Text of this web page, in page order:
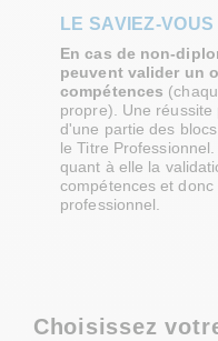
LE SAVIEZ-VOUS
En cas de non-
peuvent valider un
compétences
propre). Une
d'une partie des
le Titre
quant à elle la
compétences et donc
professionnel.
Choisissez